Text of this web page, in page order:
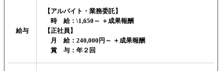
給与
【アルバイト・業務委託】
時 給：\1,650～ ＋成果報酬
【正社員】
月 給：240,000円～ ＋成果報酬
賞 与：年２回